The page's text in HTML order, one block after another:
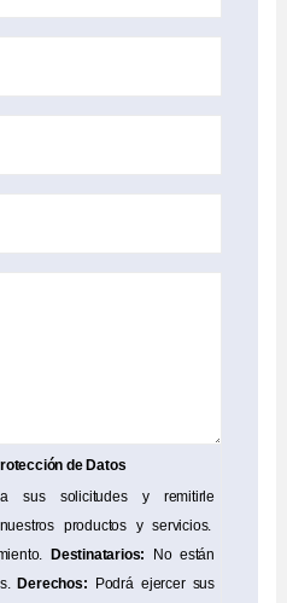
de Datos
sus solicitudes y remitirle
productos y servicios.
Destinatarios: No están
Derechos: Podrá ejercer sus